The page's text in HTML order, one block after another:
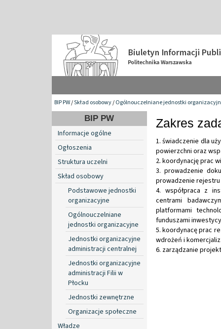
BIP PW/Skład osobowy/Ogólnouczelniane jednostki
BIP PW
Informacje ogólne
Ogłoszenia
Struktura uczelni
Skład osobowy
Podstawowe jednostki
organizacyjne
Ogólnouczelniane
jednostki organizacyjne
Jednostki organizacyjne
administracji centralnej
Jednostki organizacyjne
administracji Filii w
Płocku
Jednostki zewnętrzne
Organizacje społeczne
Władze
Zakres
1. świadczenie dla
powierzchni oraz
2. koordynację prac
3. prowadzenie
prowadzenie rejestru
4. współpraca z
centrami
platformami
funduszami
5. koordynacę prac
wdrożeń i
6. zarządzanie